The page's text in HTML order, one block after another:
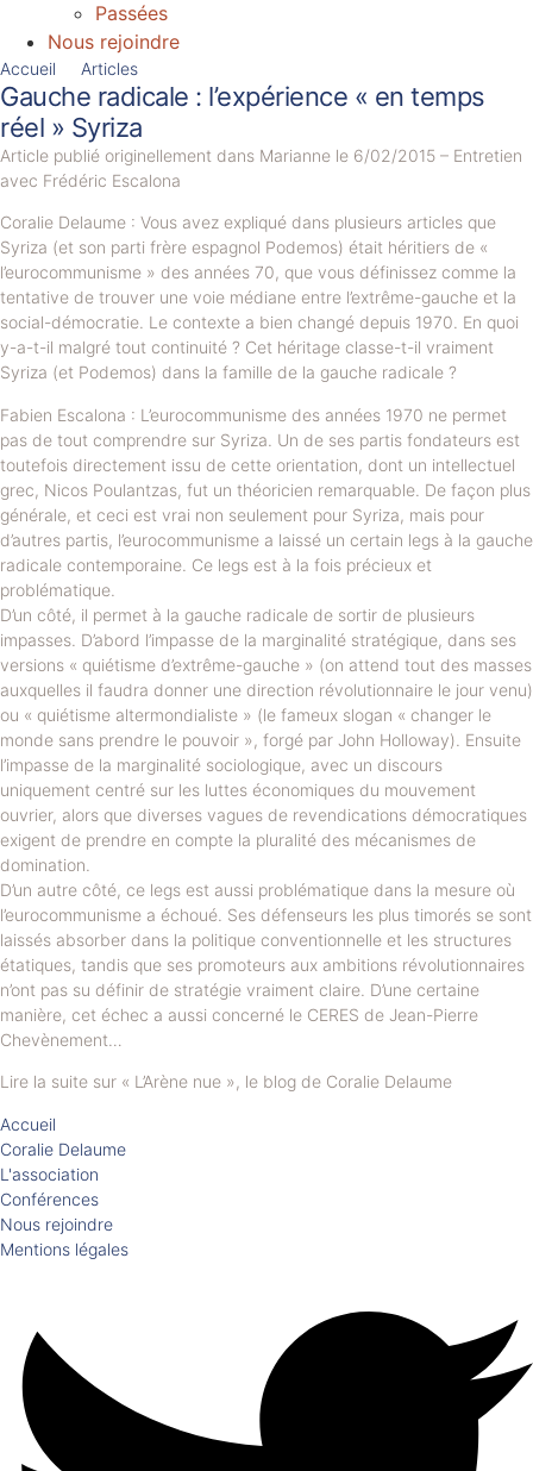
Passées
Nous rejoindre
Accueil Articles
Gauche radicale : l’expérience « en temps
réel » Syriza
Article publié originellement dans Marianne le 6/02/2015 – Entretien
avec Frédéric Escalona
Coralie Delaume : Vous avez expliqué dans plusieurs articles que
Syriza (et son parti frère espagnol Podemos) était héritiers de «
l’eurocommunisme » des années 70, que vous définissez comme la
tentative de trouver une voie médiane entre l’extrême-gauche et la
social-démocratie. Le contexte a bien changé depuis 1970. En quoi
y-a-t-il malgré tout continuité ? Cet héritage classe-t-il vraiment
Syriza (et Podemos) dans la famille de la gauche radicale ?
Fabien Escalona : L’eurocommunisme des années 1970 ne permet
pas de tout comprendre sur Syriza. Un de ses partis fondateurs est
toutefois directement issu de cette orientation, dont un intellectuel
grec, Nicos Poulantzas, fut un théoricien remarquable. De façon plus
générale, et ceci est vrai non seulement pour Syriza, mais pour
d’autres partis, l’eurocommunisme a laissé un certain legs à la gauche
radicale contemporaine. Ce legs est à la fois précieux et
problématique.
D’un côté, il permet à la gauche radicale de sortir de plusieurs
impasses. D’abord l’impasse de la marginalité stratégique, dans ses
versions « quiétisme d’extrême-gauche » (on attend tout des masses
auxquelles il faudra donner une direction révolutionnaire le jour venu)
ou « quiétisme altermondialiste » (le fameux slogan « changer le
monde sans prendre le pouvoir », forgé par John Holloway). Ensuite
l’impasse de la marginalité sociologique, avec un discours
uniquement centré sur les luttes économiques du mouvement
ouvrier, alors que diverses vagues de revendications démocratiques
exigent de prendre en compte la pluralité des mécanismes de
domination.
D’un autre côté, ce legs est aussi problématique dans la mesure où
l’eurocommunisme a échoué. Ses défenseurs les plus timorés se sont
laissés absorber dans la politique conventionnelle et les structures
étatiques, tandis que ses promoteurs aux ambitions révolutionnaires
n’ont pas su définir de stratégie vraiment claire. D’une certaine
manière, cet échec a aussi concerné le CERES de Jean-Pierre
Chevènement…
Lire la suite sur « L’Arène nue », le blog de Coralie Delaume
Accueil
Coralie Delaume
L'association
Conférences
Nous rejoindre
Mentions légales